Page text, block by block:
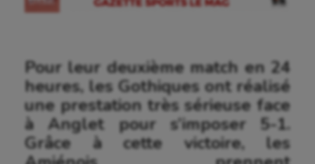
Pour leur deuxième match en 24
heures, les Gothiques ont réalisé
une prestation très sérieuse face
à Anglet pour s’imposer 5-1.
Grâce à cette victoire, les